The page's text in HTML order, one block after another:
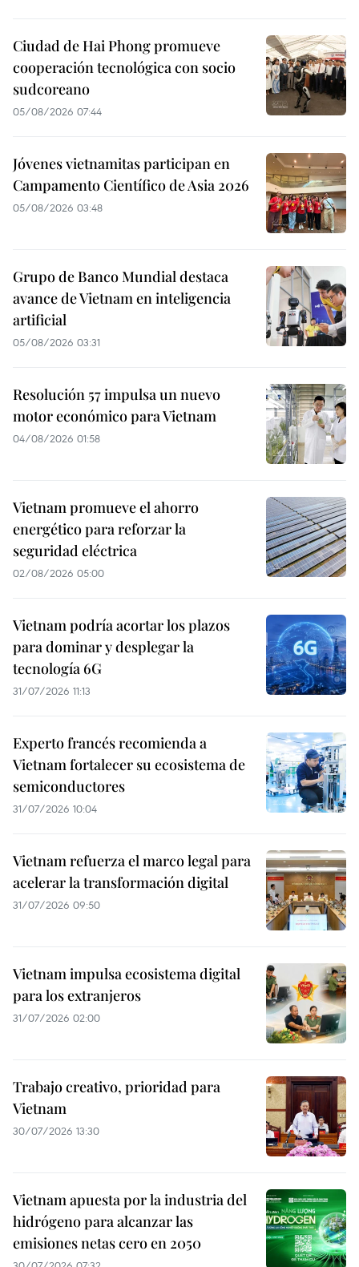
Ciudad de Hai Phong promueve
cooperación tecnológica con socio
sudcoreano
05/08/2026 07:44
Jóvenes vietnamitas participan en
Campamento Científico de Asia 2026
05/08/2026 03:48
Grupo de Banco Mundial destaca
avance de Vietnam en inteligencia
artificial
05/08/2026 03:31
Resolución 57 impulsa un nuevo
motor económico para Vietnam
04/08/2026 01:58
Vietnam promueve el ahorro
energético para reforzar la
seguridad eléctrica
02/08/2026 05:00
Vietnam podría acortar los plazos
para dominar y desplegar la
tecnología 6G
31/07/2026 11:13
Experto francés recomienda a
Vietnam fortalecer su ecosistema de
semiconductores
31/07/2026 10:04
Vietnam refuerza el marco legal para
acelerar la transformación digital
31/07/2026 09:50
Vietnam impulsa ecosistema digital
para los extranjeros
31/07/2026 02:00
Trabajo creativo, prioridad para
Vietnam
30/07/2026 13:30
Vietnam apuesta por la industria del
hidrógeno para alcanzar las
emisiones netas cero en 2050